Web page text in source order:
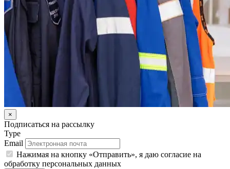
×
Подписаться на рассылку
Type
Email
Нажимая на кнопку «Отправить», я даю согласие на
обработку персональных данных